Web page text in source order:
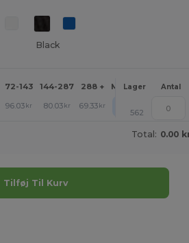
Black
72-143 144-287 288 + MereLager Antal
96.03 kr 80.03 kr 69.33 kr
562
Total: 0.00
Tilføj Til Kurv